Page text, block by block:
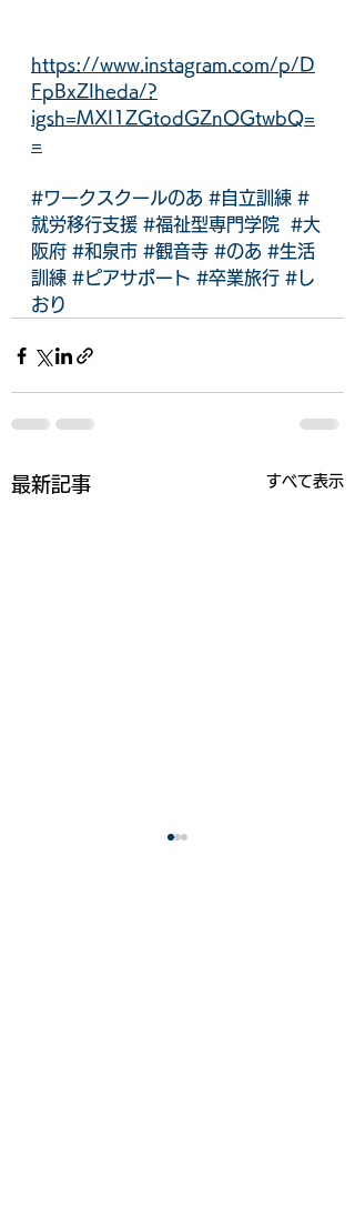
https://www.instagram.com/p/D
FpBxZIheda/?
igsh=MXI1ZGtodGZnOGtwbQ=
=
#ワークスクールのあ #自立訓練 #
就労移行支援 #福祉型専門学院
#大
阪府 #和泉市 #観音寺 #のあ #生活
訓練 #ピアサポート #卒業旅行 #し
おり
最新記事 すべて表示